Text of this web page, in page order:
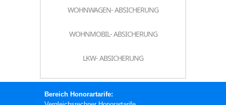
WOHNWAGEN- ABSICHERUNG
WOHNMOBIL- ABSICHERUNG
LKW- ABSICHERUNG
Bereich Honorartarife: